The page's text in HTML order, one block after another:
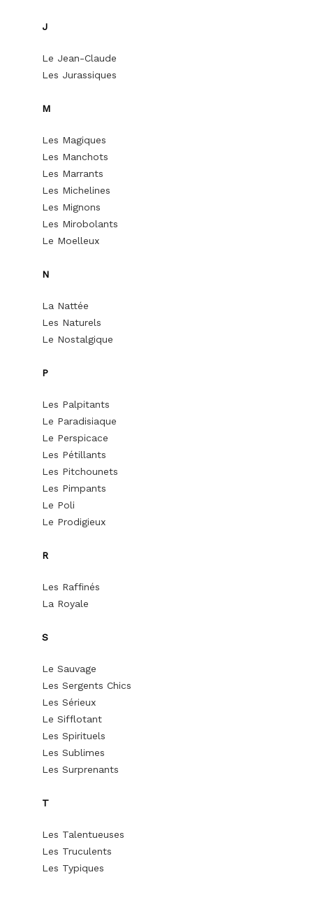
J
Le Jean-Claude
Les Jurassiques
M
Les Magiques
Les Manchots
Les Marrants
Les Michelines
Les Mignons
Les Mirobolants
Le Moelleux
N
La Nattée
Les Naturels
Le Nostalgique
P
Les Palpitants
Le Paradisiaque
Le Perspicace
Les Pétillants
Les Pitchounets
Les Pimpants
Le Poli
Le Prodigieux
R
Les Raffinés
La Royale
S
Le Sauvage
Les Sergents Chics
Les Sérieux
Le Sifflotant
Les Spirituels
Les Sublimes
Les Surprenants
T
Les Talentueuses
Les Truculents
Les Typiques